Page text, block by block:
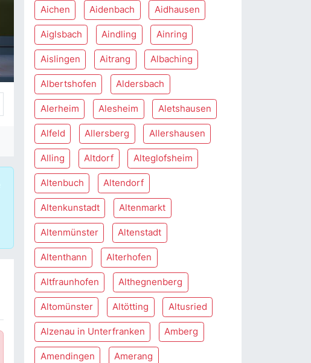
Aichen Aidenbach Aidhausen
Aiglsbach Aindling Ainring
Aislingen Aitrang Albaching
Albertshofen Aldersbach
Alerheim Alesheim Aletshausen
Alfeld Allersberg Allershausen
Alling Altdorf Alteglofsheim
Altenbuch Altendorf
Altenkunstadt Altenmarkt
Altenmünster Altenstadt
Altenthann Alterhofen
Altfraunhofen Althegnenberg
Altomünster Altötting Altusried
Alzenau in Unterfranken Amberg
Amendingen Amerang